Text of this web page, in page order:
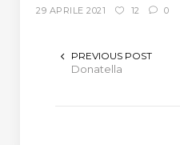
29 APRILE 2021 12 0
PREVIOUS POST
Donatella